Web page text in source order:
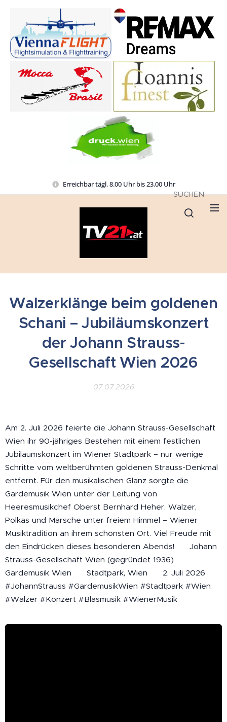
Erreichbar tägl. 8.00 Uhr bis 23.00 Uhr
SUCHEN
Walzerklänge beim goldenen
Schani – Jubiläumskonzert
der Johann Strauss-
Gesellschaft Wien 2026
07.07.2026
Am 2. Juli 2026 feierte die Johann Strauss-Gesellschaft
Wien ihr 90-jähriges Bestehen mit einem festlichen
Jubiläumskonzert im Wiener Stadtpark – nur wenige
Schritte vom weltberühmten goldenen Strauss-Denkmal
entfernt. Für den musikalischen Glanz sorgte die
Gardemusik Wien unter der Leitung von
Heeresmusikchef Oberst Bernhard Heher. Walzer,
Polkas und Märsche unter freiem Himmel – Wiener
Musiktradition an ihrem schönsten Ort. Viel Freude mit
den Eindrücken dieses besonderen Abends! 🎻 Johann
Strauss-Gesellschaft Wien (gegründet 1936) 🎺
Gardemusik Wien 📍 Stadtpark, Wien 📅 2. Juli 2026
#JohannStrauss #GardemusikWien #Stadtpark #Wien
#Walzer #Konzert #Blasmusik #WienerMusik